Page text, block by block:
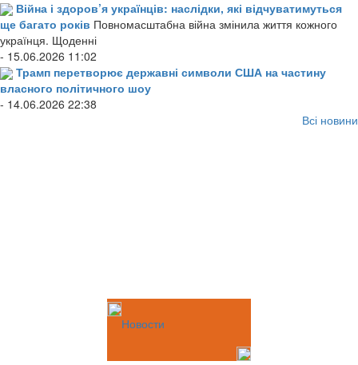
Війна і здоров’я українців: наслідки, які відчуватимуться
ще багато років Повномасштабна війна змінила життя кожного
українця. Щоденні
- 15.06.2026 11:02
Трамп перетворює державні символи США на частину
власного політичного шоу
- 14.06.2026 22:38
Всі новини
Новости